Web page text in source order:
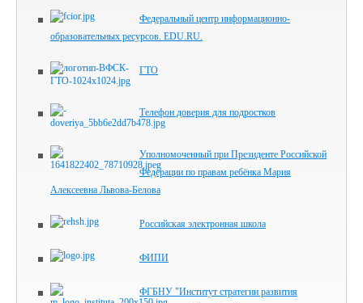
Федеральный центр информационно-
образовательных ресурсов. EDU.RU.
ГТО
Телефон доверия для подростков
Уполномоченный при Президенте Российской
Федерации по правам ребёнка Мария
Алексеевна Львова-Белова
Российская электронная школа
ФИПИ
ФГБНУ "Институт стратегии развития